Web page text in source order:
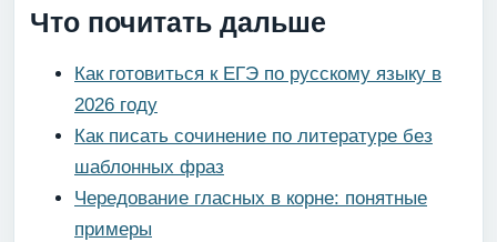
Что почитать дальше
Как готовиться к ЕГЭ по русскому языку в
2026 году
Как писать сочинение по литературе без
шаблонных фраз
Чередование гласных в корне: понятные
примеры